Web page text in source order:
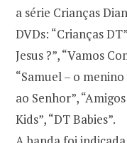
a série Crianças
DVDs: “Crianças
Jesus ?”, “Vamos
“Samuel – o
ao Senhor”,
Kids”, “DT Babies”.